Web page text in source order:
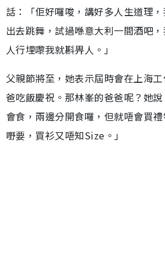
話：「佢好囉唆，講好多人生道理
出去跳舞，試過喺意大利一間酒吧
人行埋嚟我就斟畀人。」
父親節將至，她表示屆時會在上海
爸吃飯慶祝。那林峯的爸爸呢？她
會食，兩邊分開食囉，但就唔會買
嘢要，買衫又唔知Size。」